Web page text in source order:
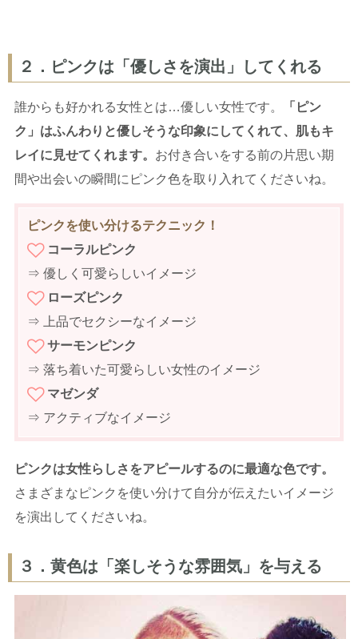
２．ピンクは「優しさを演出」してくれる
誰からも好かれる女性とは…優しい女性です。
「ピン
ク」はふんわりと優しそうな印象にしてくれて、肌もキ
レイに見せてくれます。 お付き合いをする前の片思い期
間や出会いの瞬間にピンク色を取り入れてくださいね。
ピンクを使い分けるテクニック！
コーラルピンク
⇒ 優しく可愛らしいイメージ
ローズピンク
⇒ 上品でセクシーなイメージ
サーモンピンク
⇒ 落ち着いた可愛らしい女性のイメージ
マゼンダ
⇒ アクティブなイメージ
ピンクは女性らしさをアピールするのに最適な色です。
さまざまなピンクを使い分けて自分が伝えたいイメージ
を演出してくださいね。
３．黄色は「楽しそうな雰囲気」を与える